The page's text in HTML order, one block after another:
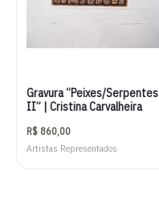
Gravura “Peixes/Serpentes
II” | Cristina Carvalheira
R$ 860,00
Artistas Representados